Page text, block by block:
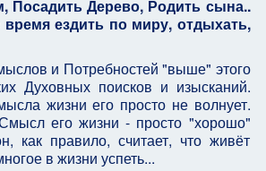
Посадить Дерево, Родить сына..
ездить по миру, отдыхать,
и Потребностей "выше" этого
Духовных поисков и изысканий.
жизни его просто не волнует.
его жизни - просто "хорошо"
как правило, считает, что живёт
в жизни успеть...